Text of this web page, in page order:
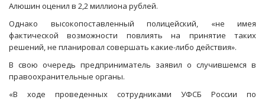
Алюшин оценил в 2,2 миллиона рублей.
Однако высокопоставленный полицейский, «не имея
фактической возможности повлиять на принятие таких
решений, не планировал совершать какие-либо действия».
В свою очередь предприниматель заявил о случившемся в
правоохранительные органы.
«В ходе проведенных сотрудниками УФСБ России по